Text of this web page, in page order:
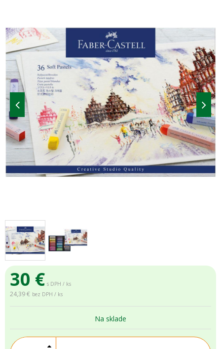
30 € s DPH / ks
24,39 € bez DPH / ks
Na sklade